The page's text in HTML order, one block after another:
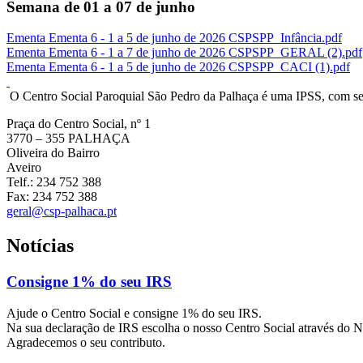
Semana de 01 a 07 de junho
Ementa Ementa 6 - 1 a 5 de junho de 2026 CSPSPP_Infância.pdf
Ementa Ementa 6 - 1 a 7 de junho de 2026 CSPSPP_GERAL (2).pdf
Ementa Ementa 6 - 1 a 5 de junho de 2026 CSPSPP_CACI (1).pdf
O Centro Social Paroquial São Pedro da Palhaça é uma IPSS, com
Praça do Centro Social, nº 1
3770 – 355 PALHAÇA
Oliveira do Bairro
Aveiro
Telf.: 234 752 388
Fax: 234 752 388
geral@csp-palhaca.pt
Notícias
Consigne 1% do seu IRS
Ajude o Centro Social e consigne 1% do seu IRS.
Na sua declaração de IRS escolha o nosso Centro Social através do
Agradecemos o seu contributo.